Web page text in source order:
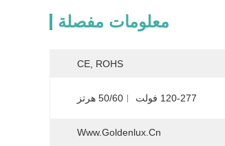
معلومات مفصلة
CE, ROHS
120-277 فولت ︱50/60 هرتز
Www.goldenlux.cn